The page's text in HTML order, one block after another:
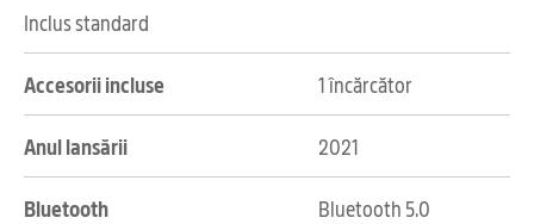
Inclus standard
Accesorii incluse 1 încărcător
Anul lansării 2021
Bluetooth Bluetooth 5.0